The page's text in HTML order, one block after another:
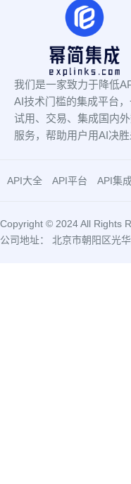
我们是一家致力于降低
AI技术门槛的集成平台
试用、交易、集成国内
服务，帮助用户用AI决
API大全 API平台 API集
Copyright © 2024 All Rights
公司地址： 北京市朝阳区光